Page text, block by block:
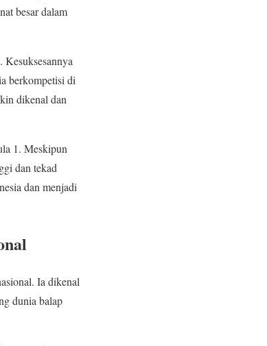
besar dalam
berkompetisi di
dikenal dan
1. Meskipun
dan tekad
dan menjadi
Ia dikenal
dunia balap